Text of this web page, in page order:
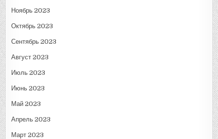
Ноябрь 2023
Октябрь 2023
Сентябрь 2023
Август 2023
Июль 2023
Июнь 2023
Май 2023
Апрель 2023
Март 2023